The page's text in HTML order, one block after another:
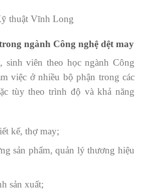
thuật Vĩnh Long
ngành Công nghệ dệt may
sinh viên theo học ngành Công
việc ở nhiều bộ phận trong các
tùy theo trình độ và khả năng
kế, thợ may;
sản phẩm, quản lý thương hiệu
sản xuất;